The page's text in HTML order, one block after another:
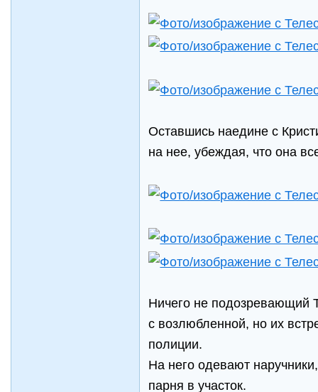
Оставшись наедине с
на нее, убеждая, что она
Ничего не подозревающий
с возлюбленной, но их
полиции.
На него одевают
парня в участок.